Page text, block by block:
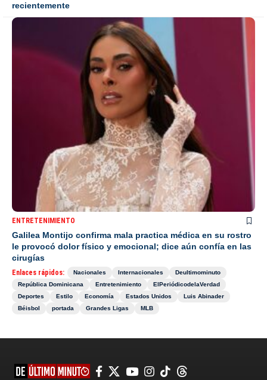
recientemente
ENTRETENIMIENTO
Galilea Montijo confirma mala practica médica en su rostro
le provocó dolor físico y emocional; dice aún confía en las
cirugías
Enlaces rápidos: Nacionales Internacionales
Deultimominuto
República Dominicana
Entretenimiento
ElPeriódicodelaVerdad
Deportes
Estilo Economía Estados Unidos
Luis Abinader
Béisbol
portada Grandes Ligas MLB